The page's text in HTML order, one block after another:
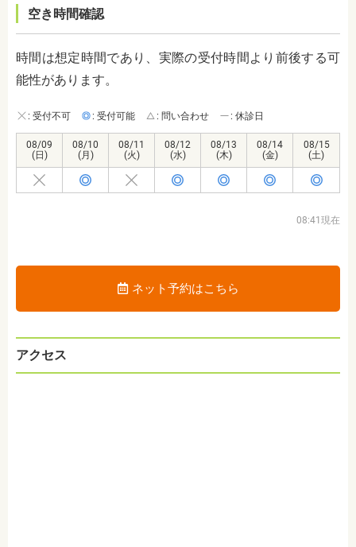
空き時間確認
時間は想定時間であり、実際の受付時間より前後する可
能性があります。
: 受付不可 : 受付可能 : 問い合わせ : 休診日
08/09
(日)
08/10
(月)
08/11
(火)
08/12
(水)
08/13
(木)
08/14
(金)
08/15
(土)
08:41現在
ネット予約はこちら
アクセス